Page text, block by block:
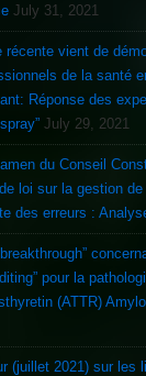
July 31, 2021
vient de
de la santé
Réponse des
July 29, 2021
du Conseil
loi sur la gestion
des erreurs :
pour la
(ATTR)
(juillet 2021) sur les